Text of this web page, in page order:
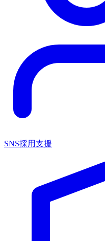
SNS採用支援